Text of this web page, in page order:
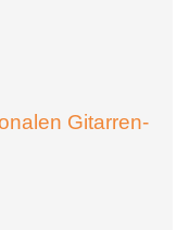
Gitarren-